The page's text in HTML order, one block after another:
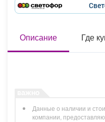
Описание Где
Данные о наличии и
компании,